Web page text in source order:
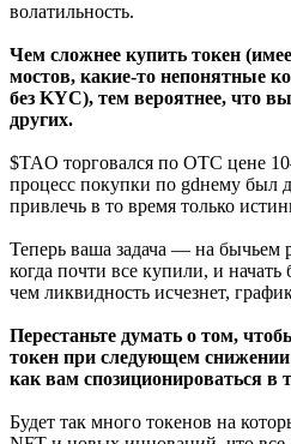
волатильность.
Чем сложнее купить токен
мостов, какие-то непонятные
без KYC), тем вероятнее, что
других.
$TAO торговался по OTC цене
процесс покупки по gdнему был
привлечь в то время только
Теперь ваша задача — на бычьем
когда почти все купили, и
чем ликвидность исчезнет,
Перестаньте думать о том,
токен при следующем
как вам спозиционироваться в
Будет так много токенов на